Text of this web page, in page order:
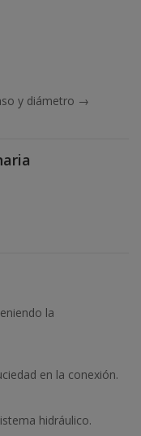
y diámetro →
la
en la conexión.
hidráulico.